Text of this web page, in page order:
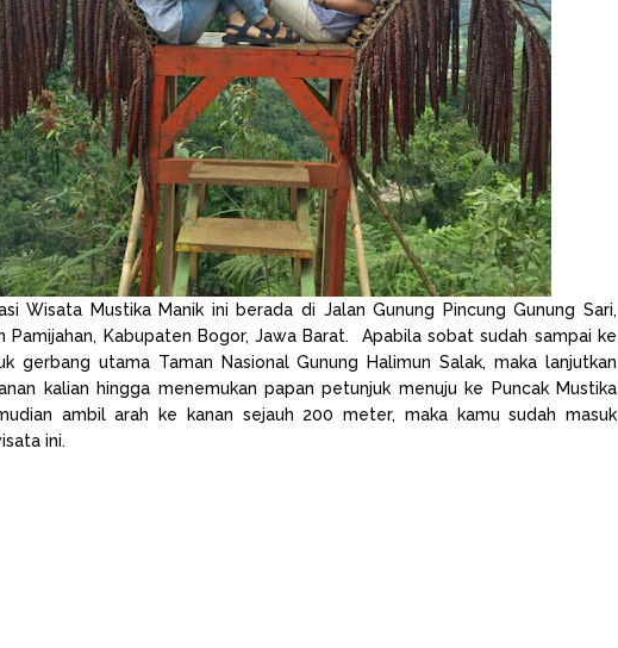
Wisata Mustika Manik ini berada di Jalan Gunung Pincung Gunung Sari,
Pamijahan, Kabupaten Bogor, Jawa Barat. Apabila sobat sudah sampai ke
gerbang utama Taman Nasional Gunung Halimun Salak, maka lanjutkan
kalian hingga menemukan papan petunjuk menuju ke Puncak Mustika
ambil arah ke kanan sejauh 200 meter, maka kamu sudah masuk
ini.